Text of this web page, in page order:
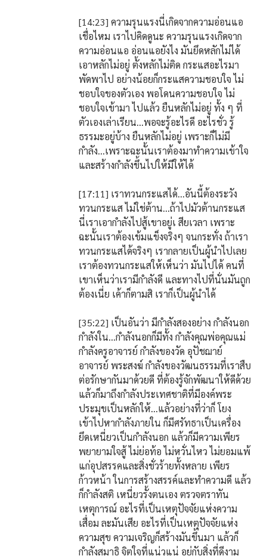
[14:23] ความรุนแรงนี่เกิดจากความอ่อนแอ
เชื่อไหม เราไปคิดดูนะ ความรุนแรงเกิดจาก
ความอ่อนแอ อ่อนแอยังไง มันยึดหลักไม่ได้
เอาหลักไม่อยู่ ตั้งหลักไม่ติด กระแสอะไรมา
พัดพาไป อย่างน้อยก็กระแสความชอบใจ ไม่
ชอบใจของตัวเอง พอโดนความชอบใจ ไม่
ชอบใจเข้ามา ไปแล้ว ยืนหลักไม่อยู่ ทั้ง ๆ ที่
ตัวเองเล่าเรียน…พอจะรู้อะไรดี อะไรชั่ว รู้
ธรรมะอยู่บ้าง ยืนหลักไม่อยู่ เพราะก็ไม่มี
กำลัง…เพราะฉะนั้นเราต้องมาทำความเข้าใจ
และสร้างกำลังขึ้นไปให้มีให้ได้
[17:11] เราทวนกระแสได้…อันนี้ต้องระวัง
ทวนกระแส ไม่ใช่ต้าน…ถ้าไปมัวต้านกระแส
นี่เราเอากำลังไปสู้เขาอยู่เ สียเวลา เพราะ
ฉะนั้นเราต้องเข้มแข็งจริงๆ จนกระทั่ง ถ้าเรา
ทวนกระแสได้จริงๆ เรากลายเป็นผู้นำไปเลย
เราต้องทวนกระแสให้เห็นว่า มันไปได้ คนที่
เขาเห็นว่าเรามีกำลังดี และทางไปที่นั่นมันถูก
ต้องเนี่ย เค้าก็ตามสิ เราก็เป็นผู้นำได้
[35:22] เป็นอันว่า มีกำลังสองอย่าง กำลังนอก
กำลังใน…กำลังนอกก็มีทั้ง กำลังคุณพ่อคุณแม่
กำลังครูอาจารย์ กำลังของวัด อุปัชฌาย์
อาจารย์ พระสงฆ์ กำลังของวัฒนธรรมที่เราสืบ
ต่อรักษากันมาด้วยดี ที่ต้องรู้จักพัฒนาให้ดีด้วย
แล้วก็มาถึงกำลังประเทศชาติที่มีองค์พระ
ประมุขเป็นหลักให้…แล้วอย่างที่ว่าก็ โยง
เข้าไปหากำลังภายใน ก็มีศรัทธาเป็นเครื่อง
ยึดเหนี่ยวเป็นกำลังนอก แล้วก็มีความเพียร
พยายามใจสู้ ไม่ย่อท้อ ไม่หวั่นไหว ไม่ยอมแพ้
แก่อุปสรรคและสิ่งชั่วร้ายทั้งหลาย เพียร
ก้าวหน้า ในการสร้างสรรค์และทำความดี แล้ว
ก็กำลังสติ เหนี่ยวรั้งตนเอง ตรวจตราทัน
เหตุการณ์ อะไรที่เป็นเหตุปัจจัยแห่งความ
เสื่อม ละมันเสีย อะไรที่เป็นเหตุปัจจัยแห่ง
ความสุข ความเจริญก็สร้างมันขึ้นมา แล้วก็
กำลังสมาธิ จิตใจที่แน่วแน่ อยู่กับสิ่งที่ดีงาม